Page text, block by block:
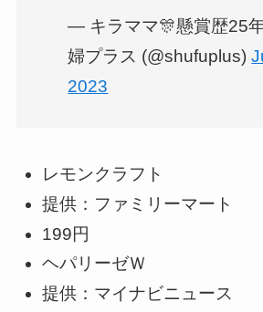
— キラママ🎊懸賞歴25
婦プラス (@shufuplus)
2023
レモンクラフト
提供：ファミリーマート
199円
ヘパリーゼＷ
提供：マイナビニュース